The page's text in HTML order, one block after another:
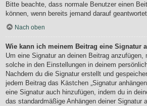
Bitte beachte, dass normale Benutzer einen
können, wenn bereits jemand darauf
Nach oben
Wie kann ich meinem Beitrag eine Signatur
Um eine Signatur an deinen Beitrag
solche in den Einstellungen in deinem
Nachdem du die Signatur erstellt und
jedem Beitrag das Kästchen „Signatur
eine Signatur auch hinzufügen, indem du in
das standardmäßige Anhängen deiner Signatur